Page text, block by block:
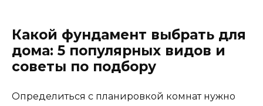
Какой фундамент выбрать для
дома: 5 популярных видов и
советы по подбору
Определиться с планировкой комнат нужно